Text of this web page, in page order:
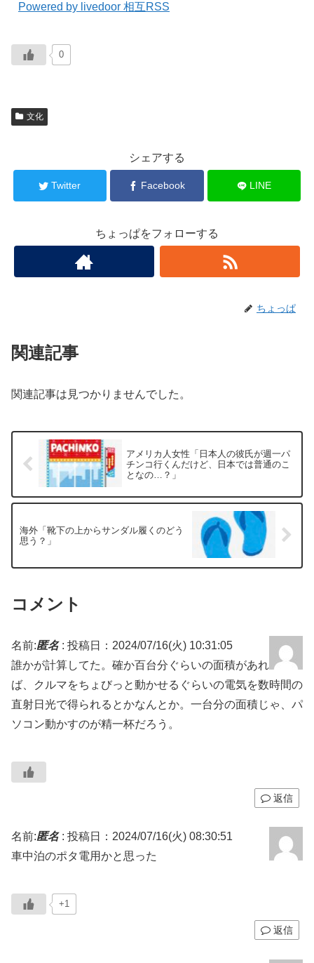
Powered by livedoor 相互RSS
0
文化
シェアする
Twitter Facebook LINE
ちょっぱをフォローする
ちょっぱ
関連記事
関連記事は見つかりませんでした。
アメリカ人女性「日本人の彼氏が週一パ
チンコ行くんだけど、日本では普通のこ
となの…？」
海外「靴下の上からサンダル履くのどう
思う？」
コメント
名前:匿名: 投稿日：2024/07/16(火) 10:31:05
誰かが計算してた。確か百台分ぐらいの面積があれ
ば、クルマをちょびっと動かせるぐらいの電気を数時間の
直射日光で得られるとかなんとか。一台分の面積じゃ、パ
ソコン動かすのが精一杯だろう。
返信
名前:匿名: 投稿日：2024/07/16(火) 08:30:51
車中泊のポタ電用かと思った
+1
返信